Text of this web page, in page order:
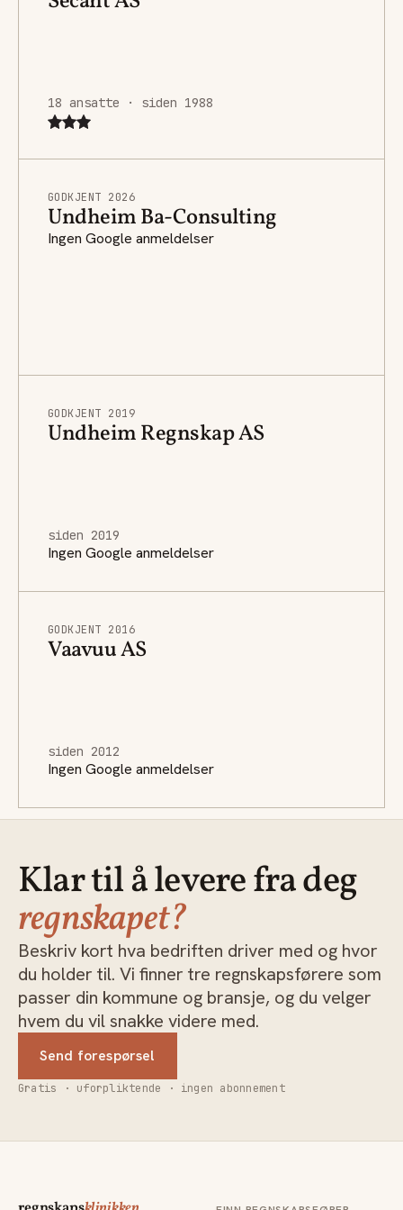
18 ansatte · siden 1988
GODKJENT 2026
Undheim Ba-Consulting
Ingen Google anmeldelser
GODKJENT 2019
Undheim Regnskap AS
siden 2019
Ingen Google anmeldelser
GODKJENT 2016
Vaavuu AS
siden 2012
Ingen Google anmeldelser
Klar til å levere fra deg
regnskapet?
Beskriv kort hva bedriften driver med og hvor
du holder til. Vi finner tre regnskapsførere som
passer din kommune og bransje, og du velger
hvem du vil snakke videre med.
Send forespørsel
Gratis · uforpliktende · ingen abonnement